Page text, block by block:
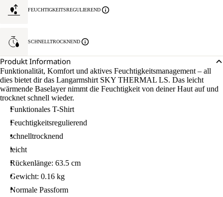
FEUCHTIGKEITSREGULIEREND
SCHNELLTROCKNEND
Produkt Information
Funktionalität, Komfort und aktives Feuchtigkeitsmanagement – all
dies bietet dir das Langarmshirt SKY THERMAL LS. Das leicht
wärmende Baselayer nimmt die Feuchtigkeit von deiner Haut auf und
trocknet schnell wieder.
Funktionales T-Shirt
Feuchtigkeitsregulierend
schnelltrocknend
leicht
Rückenlänge: 63.5 cm
Gewicht: 0.16 kg
Normale Passform